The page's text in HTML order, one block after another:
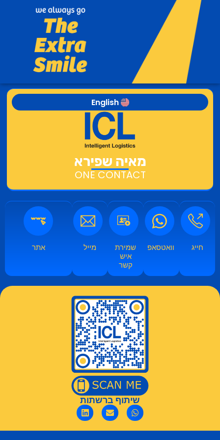
English
מאיה שפירא
ONE CONTACT
חייג וואטסאפ
שמירת
איש
קשר
מייל אתר
שיתוף ברשתות​